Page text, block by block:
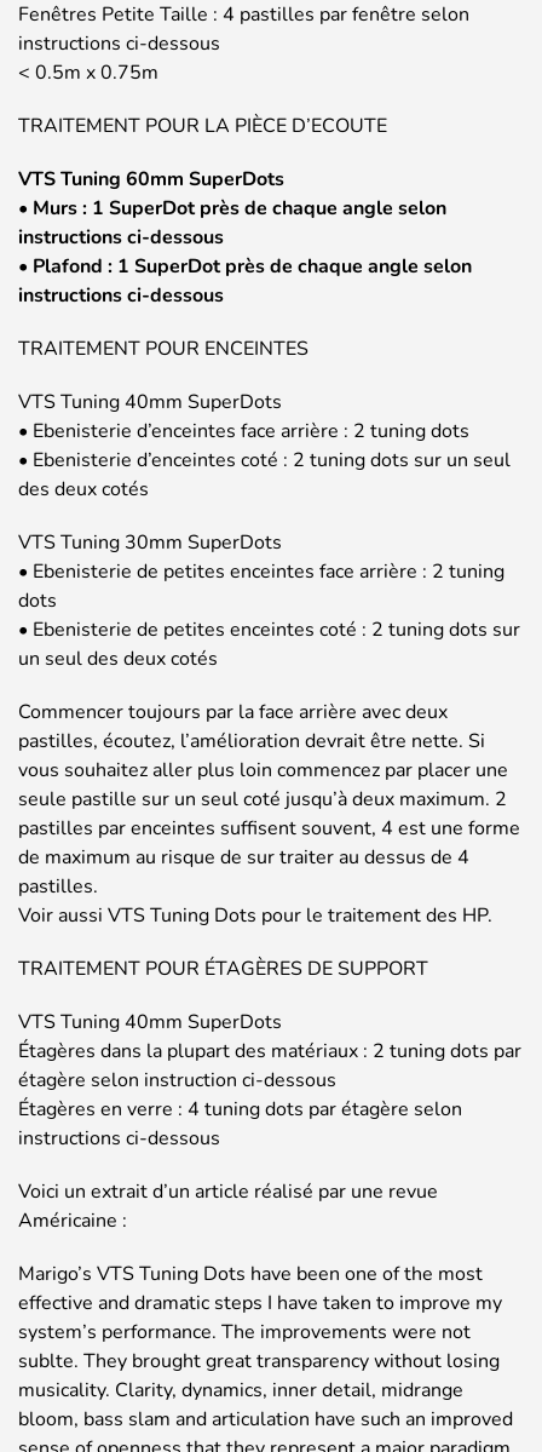
Fenêtres Petite Taille : 4 pastilles par fenêtre selon
instructions ci-dessous
< 0.5m x 0.75m
TRAITEMENT POUR LA PIÈCE D’ECOUTE
VTS Tuning 60mm SuperDots
• Murs : 1 SuperDot près de chaque angle selon
instructions ci-dessous
• Plafond : 1 SuperDot près de chaque angle selon
instructions ci-dessous
TRAITEMENT POUR ENCEINTES
VTS Tuning 40mm SuperDots
• Ebenisterie d’enceintes face arrière : 2 tuning dots
• Ebenisterie d’enceintes coté : 2 tuning dots sur un seul
des deux cotés
VTS Tuning 30mm SuperDots
• Ebenisterie de petites enceintes face arrière : 2 tuning
dots
• Ebenisterie de petites enceintes coté : 2 tuning dots sur
un seul des deux cotés
Commencer toujours par la face arrière avec deux
pastilles, écoutez, l’amélioration devrait être nette. Si
vous souhaitez aller plus loin commencez par placer une
seule pastille sur un seul coté jusqu’à deux maximum. 2
pastilles par enceintes suffisent souvent, 4 est une forme
de maximum au risque de sur traiter au dessus de 4
pastilles.
Voir aussi VTS Tuning Dots pour le traitement des HP.
TRAITEMENT POUR ÉTAGÈRES DE SUPPORT
VTS Tuning 40mm SuperDots
Étagères dans la plupart des matériaux : 2 tuning dots par
étagère selon instruction ci-dessous
Étagères en verre : 4 tuning dots par étagère selon
instructions ci-dessous
Voici un extrait d’un article réalisé par une revue
Américaine :
Marigo’s VTS Tuning Dots have been one of the most
effective and dramatic steps I have taken to improve my
system’s performance. The improvements were not
sublte. They brought great transparency without losing
musicality. Clarity, dynamics, inner detail, midrange
bloom, bass slam and articulation have such an improved